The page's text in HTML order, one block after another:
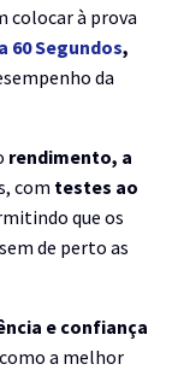
colocar à prova
60 Segundos,
da
rendimento, a
com testes ao
que os
de perto as
e confiança
a melhor